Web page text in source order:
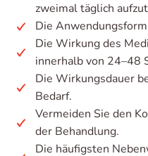
zweimal täglich
Die
Die Wirkung des
innerhalb von 24–48
Die Wirkungsdauer
Bedarf.
Vermeiden Sie den
der Behandlung.
Die häufigsten